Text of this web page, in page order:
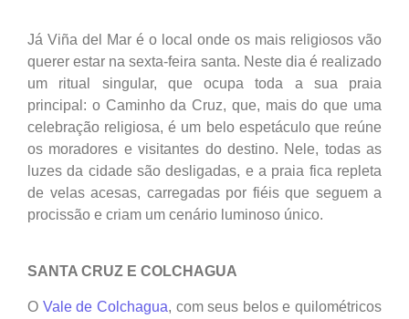
Já Viña del Mar é o local onde os mais religiosos vão
querer estar na sexta-feira santa. Neste dia é realizado
um ritual singular, que ocupa toda a sua praia
principal: o Caminho da Cruz, que, mais do que uma
celebração religiosa, é um belo espetáculo que reúne
os moradores e visitantes do destino. Nele, todas as
luzes da cidade são desligadas, e a praia fica repleta
de velas acesas, carregadas por fiéis que seguem a
procissão e criam um cenário luminoso único.
SANTA CRUZ E COLCHAGUA
O Vale de Colchagua, com seus belos e quilométricos